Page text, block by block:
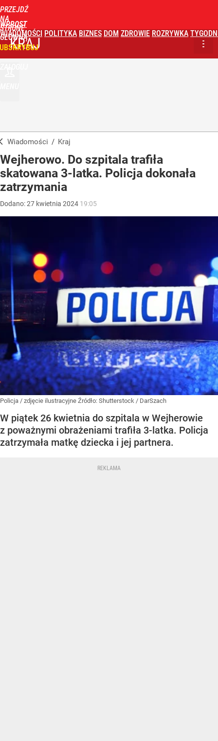
PRZEJDŹ
NA
STRONĘ
GŁÓWNĄ
WPROST
WIADOMOŚCI POLITYKA BIZNES DOM ZDROWIE ROZRYWKA
KRAJ
Wiadomości / Kraj
Wejherowo. Do szpitala trafiła
skatowana 3-latka. Policja dokonała
zatrzymania
Dodano:27 kwietnia 2024 19:05
Policja / zdjęcie ilustracyjne Źródło: Shutterstock / DarSzach
W piątek 26 kwietnia do szpitala w Wejherowie
z poważnymi obrażeniami trafiła 3-latka. Policja
zatrzymała matkę dziecka i jej partnera.